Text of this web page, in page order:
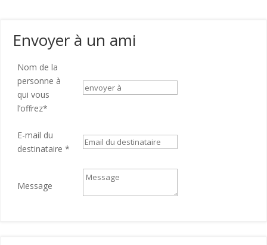
Envoyer à un ami
Nom de la
personne à
qui vous
l’offrez*
E-mail du
destinataire*
Message